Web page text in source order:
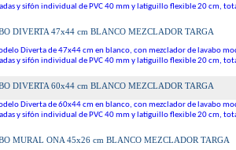
y sifón individual de PVC 40 mm y latiguillo flexible 20 cm,
DIVERTA 47x44 cm BLANCO MEZCLADOR TARGA
Diverta de 47x44 cm en blanco, con mezclador de lavabo
y sifón individual de PVC 40 mm y latiguillo flexible 20 cm,
DIVERTA 60x44 cm BLANCO MEZCLADOR TARGA
Diverta de 60x44 cm en blanco, con mezclador de lavabo
y sifón individual de PVC 40 mm y latiguillo flexible 20 cm,
MURAL ONA 45x26 cm BLANCO MEZCLADOR TARGA